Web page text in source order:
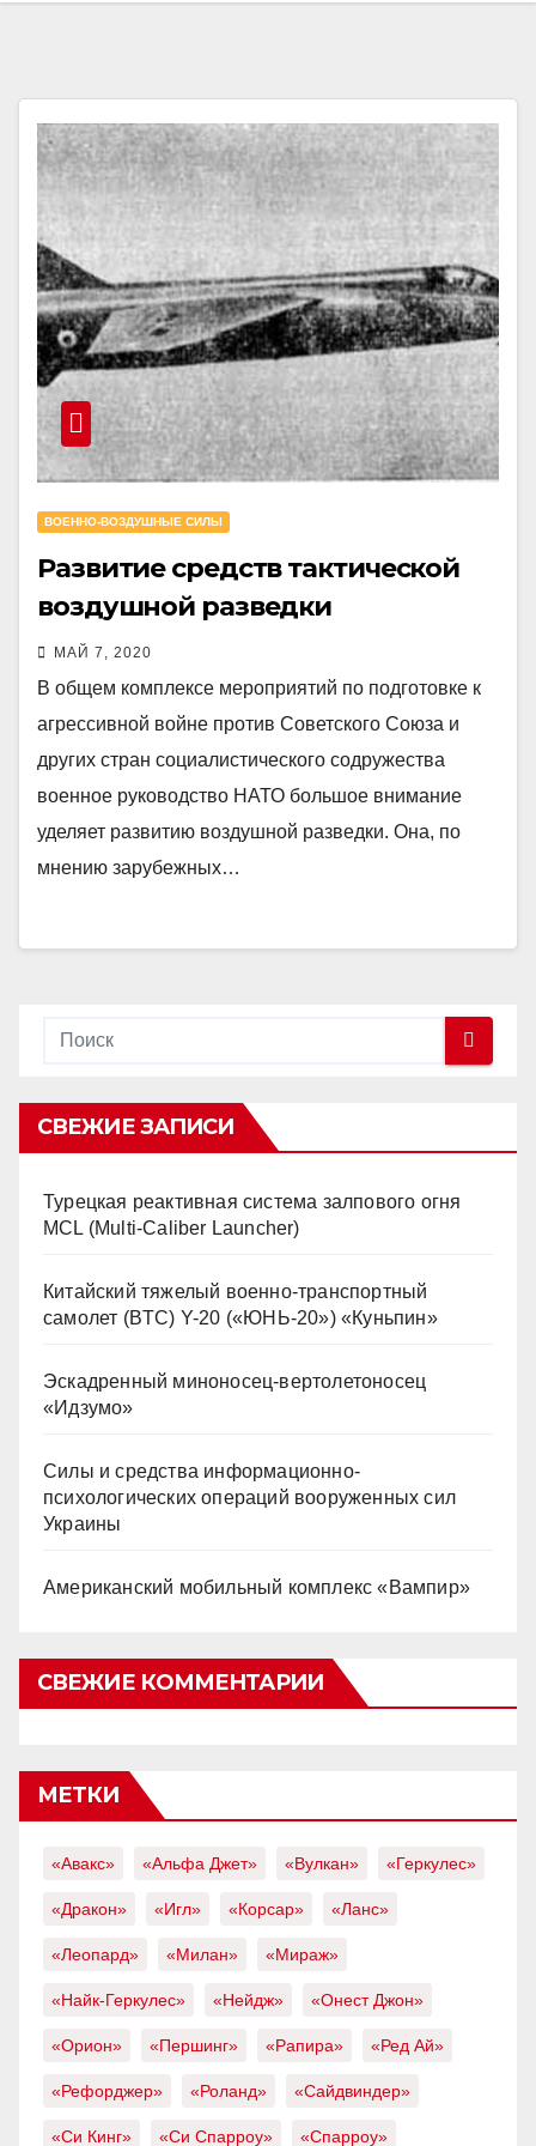
ВОЕННО-ВОЗДУШНЫЕ СИЛЫ
Развитие средств тактической
воздушной разведки
МАЙ 7, 2020
В общем комплексе мероприятий по подготовке к
агрессивной войне против Советского Союза и
других стран социалистического содружества
военное руководство НАТО большое внимание
уделяет развитию воздушной разведки. Она, по
мнению зарубежных…
СВЕЖИЕ ЗАПИСИ
Турецкая реактивная система залпового огня
MCL (Multi-Caliber Launcher)
Китайский тяжелый военно-транспортный
самолет (BTC) Y-20 («ЮНЬ-20») «Куньпин»
Эскадренный миноносец-вертолетоносец
«Идзумо»
Силы и средства информационно-
психологических операций вооруженных сил
Украины
Американский мобильный комплекс «Вампир»
СВЕЖИЕ КОММЕНТАРИИ
МЕТКИ
«Авакс» «Альфа Джет» «Вулкан» «Геркулес»
«Дракон» «Игл» «Корсар» «Ланс»
«Леопард» «Милан» «Мираж»
«Найк-Геркулес» «Нейдж» «Онест Джон»
«Орион» «Першинг» «Рапира» «Ред Ай»
«Рефорджер» «Роланд» «Сайдвиндер»
«Си Кинг» «Си Спарроу» «Спарроу»